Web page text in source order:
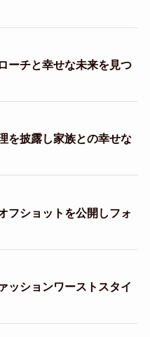
ーチと幸せな未来を見つ
を披露し家族との幸せな
フショットを公開しフォ
ッションワーストスタイ